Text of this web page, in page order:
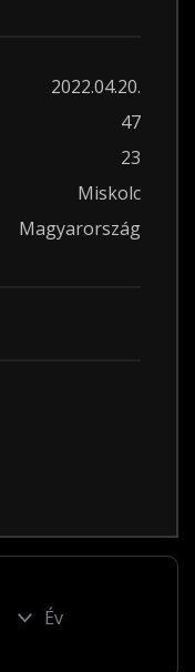
2022.04.20.
47
23
Miskolc
Magyarország